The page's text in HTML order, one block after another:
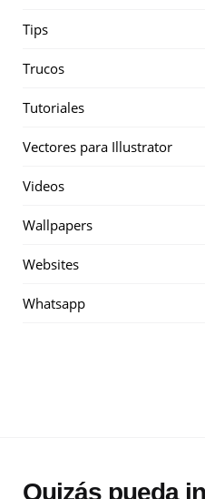
Tips
Trucos
Tutoriales
Vectores para Illustrator
Videos
Wallpapers
Websites
Whatsapp
Quizás pueda